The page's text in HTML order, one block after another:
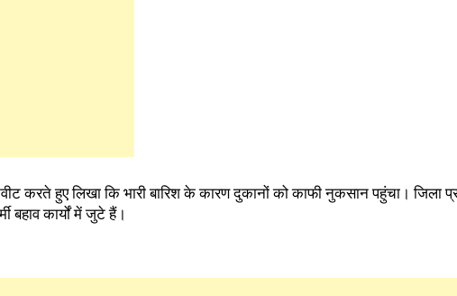
करते हुए लिखा कि भारी बारिश के कारण दुकानों को काफी नुकसान पहुंचा। जिला
बहाव कार्यों में जुटे हैं।